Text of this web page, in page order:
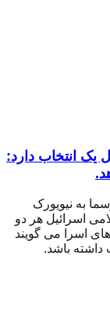
یک انتخاب دارد:
به نیویورک
اسرائیل هر دو
اسرا می گویند
داشته باشد.